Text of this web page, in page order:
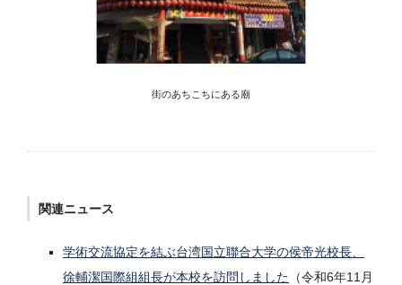
街のあちこちにある廟
関連ニュース
学術交流協定を結ぶ台湾国立聯合大学の侯帝光校長、
徐輔潔国際組組長が本校を訪問しました （令和6年11月